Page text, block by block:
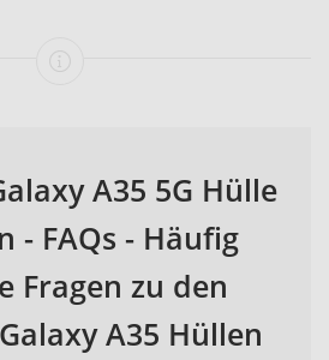
A35 5G Hülle
- FAQs - Häufig
Fragen zu den
A35 Hüllen